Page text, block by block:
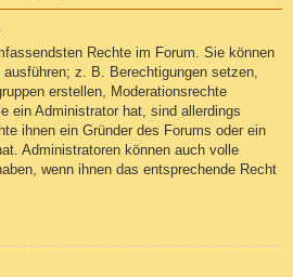
Rechte im Forum. Sie können
z. B. Berechtigungen setzen,
erstellen, Moderationsrechte
ein Administrator hat, sind allerdings
ihnen ein Gründer des Forums oder ein
Administratoren können auch volle
wenn ihnen das entsprechende Recht